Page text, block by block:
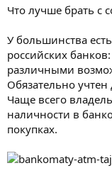
Что лучше брать с
У большинства
российских
различными
Обязательно
Чаще всего
наличности в
покупках.